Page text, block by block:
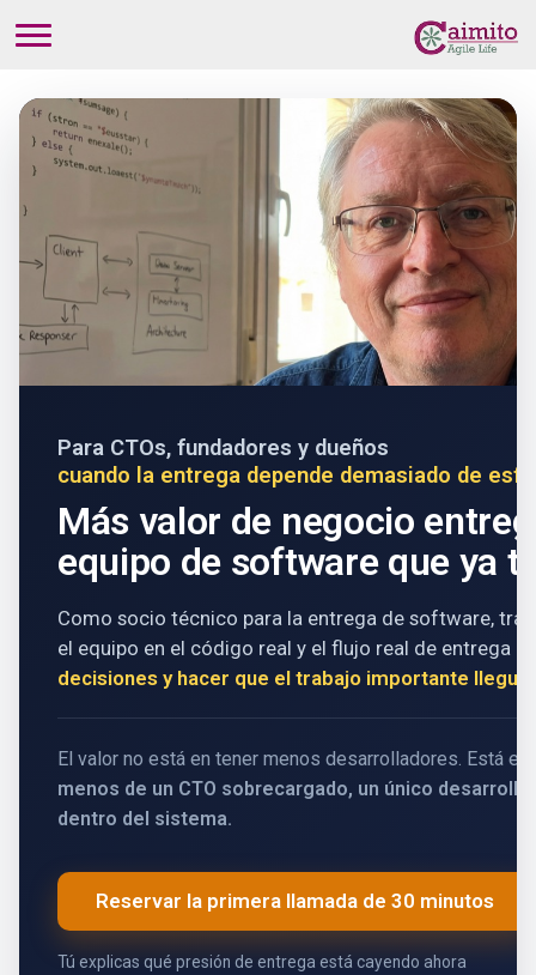
Para CTOs, fundadores y dueños
cuando la entrega depende demasiado de
Más valor de negocio
equipo de software que ya
Como socio técnico para la entrega de software,
el equipo en el código real y el flujo real de entrega
decisiones y hacer que el trabajo importante
El valor no está en tener menos desarrolladores. Está en
menos de un CTO sobrecargado, un único
dentro del sistema.
Reservar la primera llamada de 30 minutos
Tú explicas qué presión de entrega está cayendo ahora